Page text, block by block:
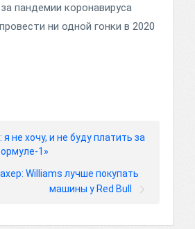
пандемии коронавируса
ни одной гонки в 2020
не хочу, и не буду платить за
1»
Williams лучше покупать
машины у Red Bull